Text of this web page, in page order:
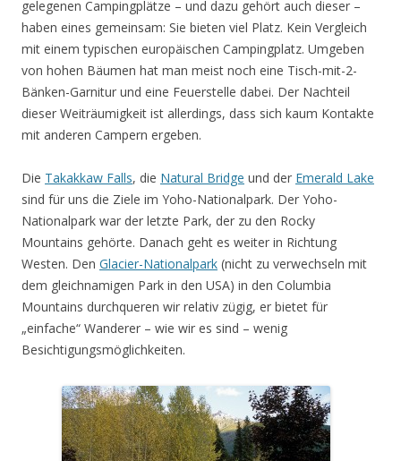
gelegenen Campingplätze – und dazu gehört auch dieser –
haben eines gemeinsam: Sie bieten viel Platz. Kein Vergleich
mit einem typischen europäischen Campingplatz. Umgeben
von hohen Bäumen hat man meist noch eine Tisch-mit-2-
Bänken-Garnitur und eine Feuerstelle dabei. Der Nachteil
dieser Weiträumigkeit ist allerdings, dass sich kaum Kontakte
mit anderen Campern ergeben.
Die Takakkaw Falls, die Natural Bridge und der Emerald Lake
sind für uns die Ziele im Yoho-Nationalpark. Der Yoho-
Nationalpark war der letzte Park, der zu den Rocky
Mountains gehörte. Danach geht es weiter in Richtung
Westen. Den Glacier-Nationalpark (nicht zu verwechseln mit
dem gleichnamigen Park in den USA) in den Columbia
Mountains durchqueren wir relativ zügig, er bietet für
„einfache“ Wanderer – wie wir es sind – wenig
Besichtigungsmöglichkeiten.